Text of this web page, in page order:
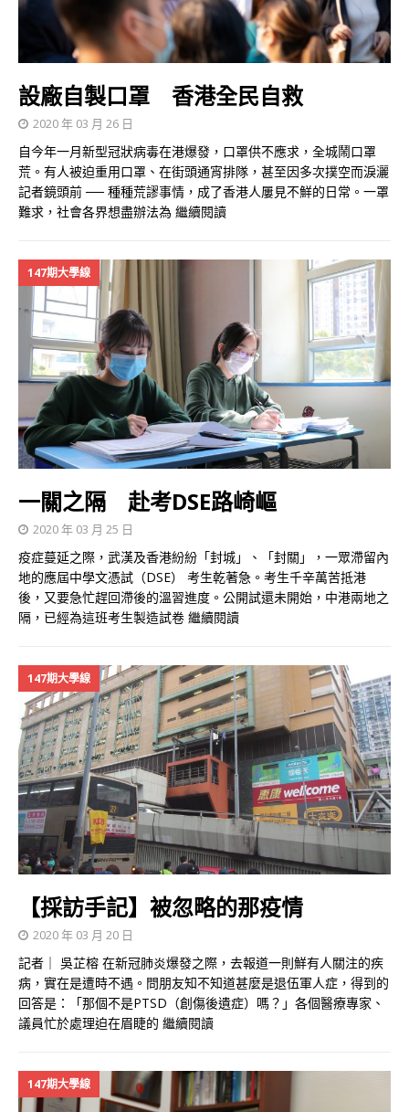
設廠自製口罩 香港全民自救
2020 年 03 月 26 日
自今年一月新型冠狀病毒在港爆發，口罩供不應求，全城鬧口罩
荒。有人被迫重用口罩、在街頭通宵排隊，甚至因多次撲空而淚灑
記者鏡頭前 ── 種種荒謬事情，成了香港人屢見不鮮的日常。一罩
難求，社會各界想盡辦法為 繼續閱讀
147期大學線
一關之隔 赴考DSE路崎嶇
2020 年 03 月 25 日
疫症蔓延之際，武漢及香港紛紛「封城」、「封關」，一眾滯留內
地的應屆中學文憑試（DSE） 考生乾著急。考生千辛萬苦抵港
後，又要急忙趕回滯後的溫習進度。公開試還未開始，中港兩地之
隔，已經為這班考生製造試卷 繼續閱讀
147期大學線
【採訪手記】被忽略的那疫情
2020 年 03 月 20 日
記者｜ 吳芷榕 在新冠肺炎爆發之際，去報道一則鮮有人關注的疾
病，實在是遭時不遇。問朋友知不知道甚麼是退伍軍人症，得到的
回答是：「那個不是PTSD（創傷後遺症）嗎？」各個醫療專家、
議員忙於處理迫在眉睫的 繼續閱讀
147期大學線